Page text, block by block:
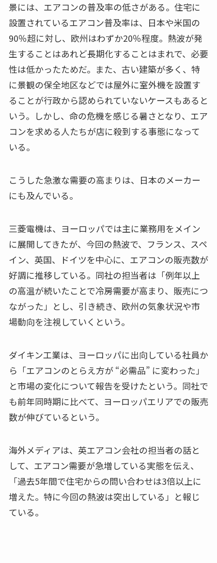
景には、エアコンの普及率の低さがある。住宅に
設置されているエアコン普及率は、日本や米国の
90％超に対し、欧州はわずか20％程度。熱波が発
生することはあれど長期化することはまれで、必要
性は低かったためだ。また、古い建築が多く、特
に景観の保全地区などでは屋外に室外機を設置す
ることが行政から認められていないケースもあると
いう。しかし、命の危機を感じる暑さとなり、エア
コンを求める人たちが店に殺到する事態になって
いる。
こうした急激な需要の高まりは、日本のメーカー
にも及んでいる。
三菱電機は、ヨーロッパでは主に業務用をメイン
に展開してきたが、今回の熱波で、フランス、スペ
イン、英国、ドイツを中心に、エアコンの販売数が
好調に推移している。同社の担当者は「例年以上
の高温が続いたことで冷房需要が高まり、販売につ
ながった」とし、引き続き、欧州の気象状況や市
場動向を注視していくという。
ダイキン工業は、ヨーロッパに出向している社員か
ら「エアコンのとらえ方が “必需品” に変わった」
と市場の変化について報告を受けたという。同社で
も前年同時期に比べて、ヨーロッパエリアでの販売
数が伸びているという。
海外メディアは、英エアコン会社の担当者の話と
して、エアコン需要が急増している実態を伝え、
「過去5年間で住宅からの問い合わせは3倍以上に
増えた。特に今回の熱波は突出している」と報じ
ている。